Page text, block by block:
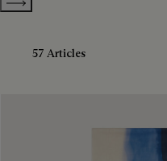
57 Articles